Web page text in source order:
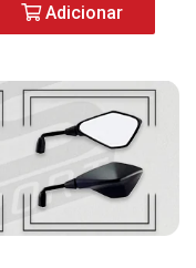
Adicionar